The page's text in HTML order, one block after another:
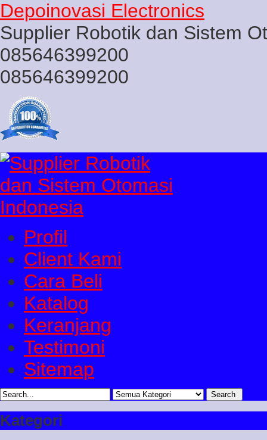
Depoinovasi Electronics
Supplier Robotik dan Sistem
085646399200
085646399200
Profil
Client Kami
Cara Beli
Katalog
Keranjang
Testimoni
Sitemap
Kategori